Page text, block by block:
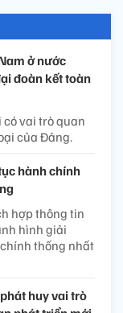
ở nước
đoàn kết toàn
vai trò quan
của Đảng.
hành chính
hợp thông tin
hình giải
thống nhất
huy vai trò